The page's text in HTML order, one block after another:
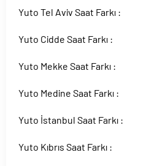
Yuto Tel Aviv Saat Farkı :
Yuto Cidde Saat Farkı :
Yuto Mekke Saat Farkı :
Yuto Medine Saat Farkı :
Yuto İstanbul Saat Farkı :
Yuto Kıbrıs Saat Farkı :